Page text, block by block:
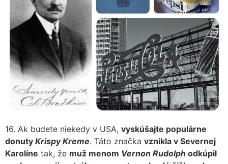
16. Ak budete niekedy v USA, vyskúšajte populárne
donuty Krispy Kreme. Táto značka vznikla v Severnej
Karolíne tak, že muž menom Vernon Rudolph odkúpil